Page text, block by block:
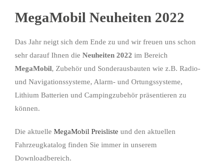
MegaMobil Neuheiten 2022
Das Jahr neigt sich dem Ende zu und wir freuen uns schon
sehr darauf Ihnen die Neuheiten 2022 im Bereich
MegaMobil, Zubehör und Sonderausbauten wie z.B. Radio-
und Navigationssysteme, Alarm- und Ortungssysteme,
Lithium Batterien und Campingzubehör präsentieren zu
können.
Die aktuelle MegaMobil Preisliste und den aktuellen
Fahrzeugkatalog finden Sie immer in unserem
Downloadbereich.